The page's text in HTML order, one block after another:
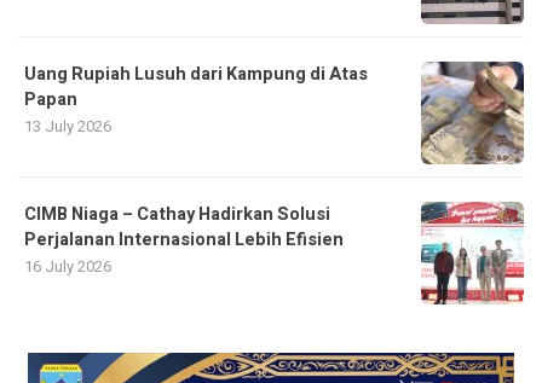
Uang Rupiah Lusuh dari Kampung di Atas
Papan
13 July 2026
CIMB Niaga – Cathay Hadirkan Solusi
Perjalanan Internasional Lebih Efisien
16 July 2026